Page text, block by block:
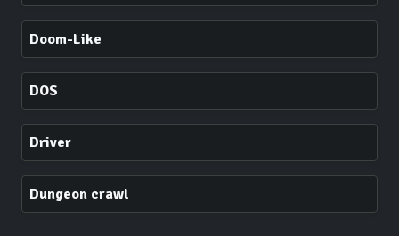
Doom-Like
DOS
Driver
Dungeon crawl